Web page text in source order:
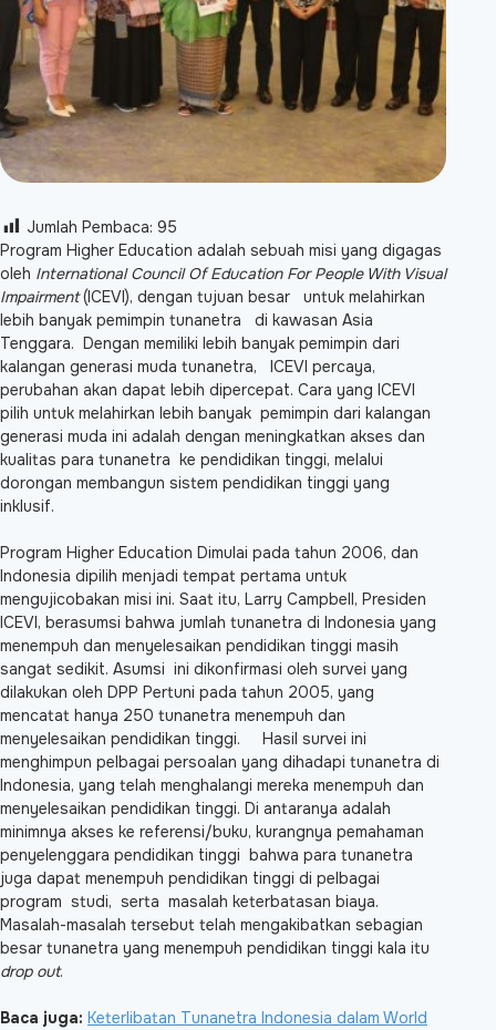
Jumlah Pembaca: 95
Program Higher Education adalah sebuah misi yang digagas
oleh International Council Of Education For People With Visual
Impairment(ICEVI), dengan tujuan besar untuk melahirkan
lebih banyak pemimpin tunanetra di kawasan Asia
Tenggara. Dengan memiliki lebih banyak pemimpin dari
kalangan generasi muda tunanetra, ICEVI percaya,
perubahan akan dapat lebih dipercepat. Cara yang ICEVI
pilih untuk melahirkan lebih banyak pemimpin dari kalangan
generasi muda ini adalah dengan meningkatkan akses dan
kualitas para tunanetra ke pendidikan tinggi, melalui
dorongan membangun sistem pendidikan tinggi yang
inklusif.
Program Higher Education Dimulai pada tahun 2006, dan
Indonesia dipilih menjadi tempat pertama untuk
mengujicobakan misi ini. Saat itu, Larry Campbell, Presiden
ICEVI, berasumsi bahwa jumlah tunanetra di Indonesia yang
menempuh dan menyelesaikan pendidikan tinggi masih
sangat sedikit. Asumsi ini dikonfirmasi oleh survei yang
dilakukan oleh DPP Pertuni pada tahun 2005, yang
mencatat hanya 250 tunanetra menempuh dan
menyelesaikan pendidikan tinggi. Hasil survei ini
menghimpun pelbagai persoalan yang dihadapi tunanetra di
Indonesia, yang telah menghalangi mereka menempuh dan
menyelesaikan pendidikan tinggi. Di antaranya adalah
minimnya akses ke referensi/buku, kurangnya pemahaman
penyelenggara pendidikan tinggi bahwa para tunanetra
juga dapat menempuh pendidikan tinggi di pelbagai
program studi, serta masalah keterbatasan biaya.
Masalah-masalah tersebut telah mengakibatkan sebagian
besar tunanetra yang menempuh pendidikan tinggi kala itu
drop out.
Baca juga: Keterlibatan Tunanetra Indonesia dalam World